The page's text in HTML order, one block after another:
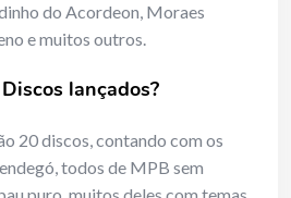
do Acordeon, Moraes
e muitos outros.
lançados?
20 discos, contando com os
todos de MPB sem